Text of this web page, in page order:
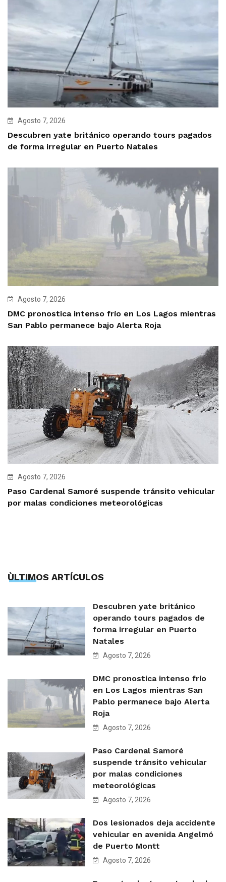
Agosto 7, 2026
Descubren yate británico operando tours pagados
de forma irregular en Puerto Natales
Agosto 7, 2026
DMC pronostica intenso frío en Los Lagos mientras
San Pablo permanece bajo Alerta Roja
Agosto 7, 2026
Paso Cardenal Samoré suspende tránsito vehicular
por malas condiciones meteorológicas
ÙLTIMOS ARTÍCULOS
Descubren yate británico
operando tours pagados de
forma irregular en Puerto
Natales
Agosto 7, 2026
DMC pronostica intenso frío
en Los Lagos mientras San
Pablo permanece bajo Alerta
Roja
Agosto 7, 2026
Paso Cardenal Samoré
suspende tránsito vehicular
por malas condiciones
meteorológicas
Agosto 7, 2026
Dos lesionados deja accidente
vehicular en avenida Angelmó
de Puerto Montt
Agosto 7, 2026